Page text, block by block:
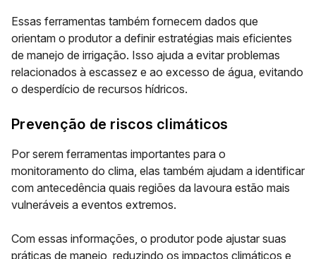
Essas ferramentas também fornecem dados que
orientam o produtor a definir estratégias mais eficientes
de manejo de irrigação. Isso ajuda a evitar problemas
relacionados à escassez e ao excesso de água, evitando
o desperdício de recursos hídricos.
Prevenção de riscos climáticos
Por serem ferramentas importantes para o
monitoramento do clima, elas também ajudam a identificar
com antecedência quais regiões da lavoura estão mais
vulneráveis a eventos extremos.
Com essas informações, o produtor pode ajustar suas
práticas de manejo, reduzindo os impactos climáticos e